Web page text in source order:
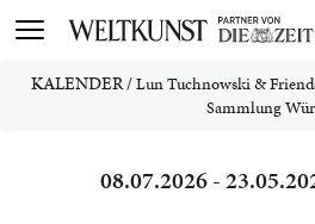
Toggle
KALENDER/Lun Tuchnowski &
Sammlung
08.07.2026 -